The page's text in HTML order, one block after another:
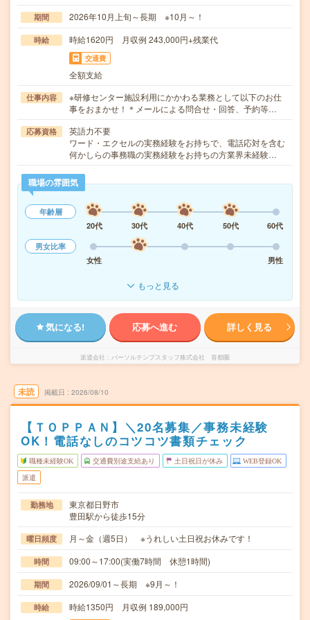
期間 2026年10月上旬～長期 ※10月～！
時給 時給1620円 月収例 243,000円+残業代
交通費
全額支給
仕事内容
※研修センター施設利用にかかわる業務として以下のお仕
事をおまかせ！＊メールによる問合せ・回答、予約等…
応募資格
英語力不要
ワード・エクセルの実務経験をお持ちで、電話応対を含む
何かしらの事務職の実務経験をお持ちの方業界未経験…
職場の雰囲気
年齢層
20代
30代 40代 50代
60代
男女比率
女性
男性
もっと見る
気になる! 応募へ進む 詳しく見る
派遣会社 パーソルテンプスタッフ株式会社 首都圏
未読 掲載日 2026/08/10
【ＴＯＰＰＡＮ】＼20名募集／事務未経験
OK！電話なしのコツコツ書類チェック
職種未経験OK 交通費別途支給あり 土日祝日が休み WEB登録OK
派遣
勤務地
東京都日野市
豊田駅から徒歩15分
曜日頻度 月～金（週5日） ※うれしい土日祝お休みです！
時間 09:00～17:00(実働7時間 休憩1時間)
期間 2026/09/01～長期 ※9月～！
時給 時給1350円 月収例 189,000円